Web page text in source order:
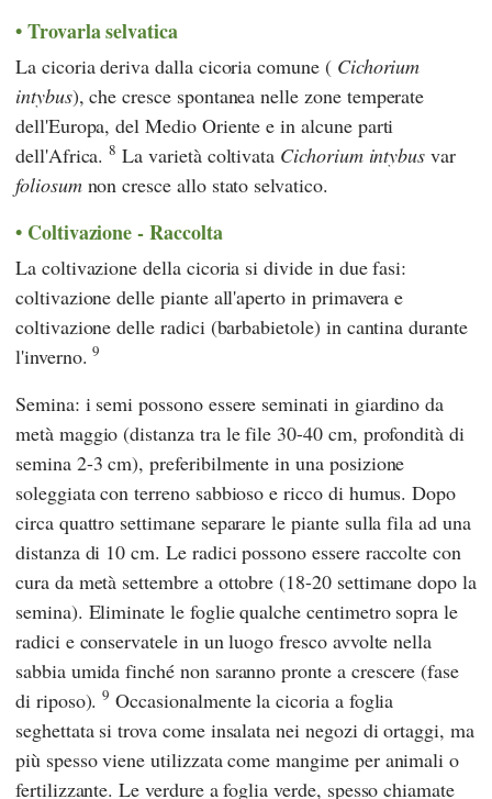
Trovarla selvatica
La cicoria deriva dalla cicoria comune ( Cichorium
intybus), che cresce spontanea nelle zone temperate
dell'Europa, del Medio Oriente e in alcune parti
dell'Africa.8 La varietà coltivata Cichorium intybus var
foliosumnon cresce allo stato selvatico.
Coltivazione - Raccolta
La coltivazione della cicoria si divide in due fasi:
coltivazione delle piante all'aperto in primavera e
coltivazione delle radici (barbabietole) in cantina durante
l'inverno.9
Semina: i semi possono essere seminati in giardino da
metà maggio (distanza tra le file 30-40 cm, profondità di
semina 2-3 cm), preferibilmente in una posizione
soleggiata con terreno sabbioso e ricco di humus. Dopo
circa quattro settimane separare le piante sulla fila ad una
distanza di 10 cm. Le radici possono essere raccolte con
cura da metà settembre a ottobre (18-20 settimane dopo la
semina). Eliminate le foglie qualche centimetro sopra le
radici e conservatele in un luogo fresco avvolte nella
sabbia umida finché non saranno pronte a crescere (fase
di riposo).9 Occasionalmente la cicoria a foglia
seghettata si trova come insalata nei negozi di ortaggi, ma
più spesso viene utilizzata come mangime per animali o
fertilizzante. Le verdure a foglia verde, spesso chiamate